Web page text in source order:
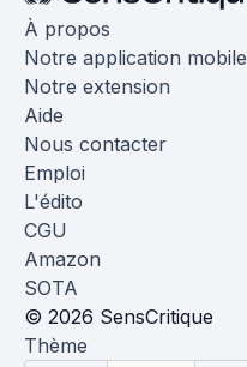
À propos
Notre application mobile
Notre extension
Aide
Nous contacter
Emploi
L'édito
CGU
Amazon
SOTA
© 2026 SensCritique
Thème